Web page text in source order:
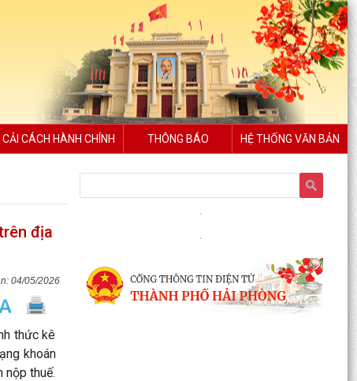
CẢI CÁCH HÀNH CHÍNH THÔNG BÁO HỆ THỐNG VĂN BẢN
địa
04/05/2026
thức kê
khoán
thuế.